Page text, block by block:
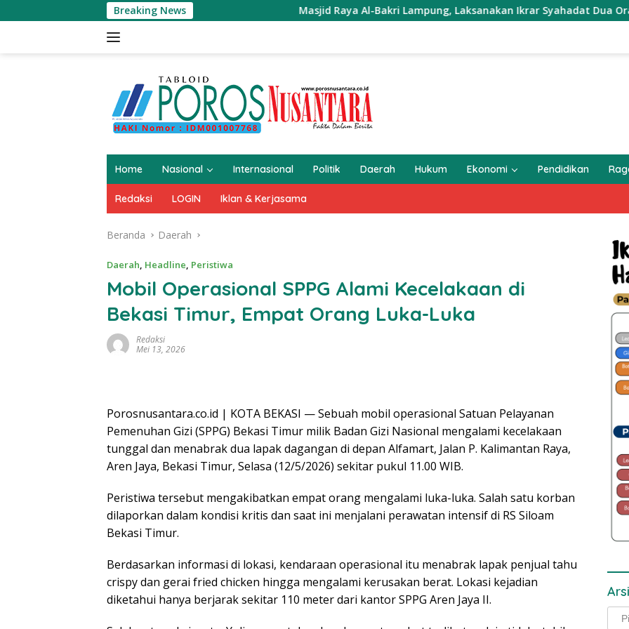
ke
Breaking News Masjid Raya Al-Bakri Lampung, Laksanakan Ikrar Syahadat Dua Orang
Home Nasional Internasional Politik Daerah Hukum Ekonomi Pendidikan
Redaksi LOGIN Iklan & Kerjasama
Beranda Daerah
Daerah, Headline, Peristiwa
Mobil Operasional SPPG Alami Kecelakaan di
Bekasi Timur, Empat Orang Luka-Luka
Redaksi
Mei 13, 2026
Porosnusantara.co.id | KOTA BEKASI — Sebuah mobil operasional Satuan Pelayanan
Pemenuhan Gizi (SPPG) Bekasi Timur milik Badan Gizi Nasional mengalami kecelakaan
tunggal dan menabrak dua lapak dagangan di depan Alfamart, Jalan P. Kalimantan Raya,
Aren Jaya, Bekasi Timur, Selasa (12/5/2026) sekitar pukul 11.00 WIB.
Peristiwa tersebut mengakibatkan empat orang mengalami luka-luka. Salah satu korban
dilaporkan dalam kondisi kritis dan saat ini menjalani perawatan intensif di RS Siloam
Bekasi Timur.
Berdasarkan informasi di lokasi, kendaraan operasional itu menabrak lapak penjual tahu
crispy dan gerai fried chicken hingga mengalami kerusakan berat. Lokasi kejadian
diketahui hanya berjarak sekitar 110 meter dari kantor SPPG Aren Jaya II.
Arsip